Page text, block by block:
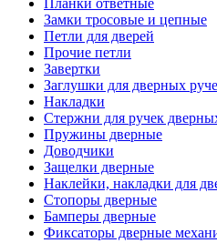
Планки ответные
Замки тросовые и цепные
Петли для дверей
Прочие петли
Завертки
Заглушки для дверных
Накладки
Стержни для ручек
Пружины дверные
Доводчики
Защелки дверные
Наклейки, накладки для
Стопоры дверные
Бамперы дверные
Фиксаторы дверные